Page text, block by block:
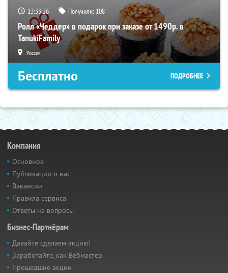
13:33:25 Получили: 108
Ролл «Чеддер» в подарок при заказе от 1490р. в
TanukiFamily
Россия
Бесплатно ПОДРОБНЕЕ
Компания
Основное
Публикации о нас
Вакансии
Правила сервиса
Ответы на вопросы
Бизнес-Партнёрам
Давайте сделаем акцию!
Заработайте, как Вебмастер
Прошедшие акции